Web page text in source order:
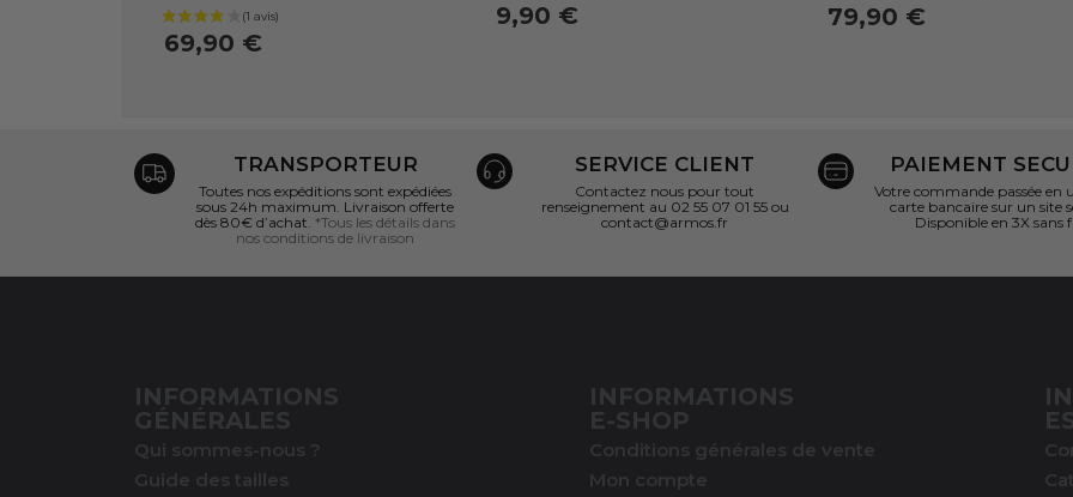
69,90 €
9,90 € 79,90 €
TRANSPORTEUR
Toutes nos expéditions sont expédiées
sous 24h maximum. Livraison offerte
dès 80€ d’achat. *Tous les détails dans
nos conditions de livraison
SERVICE CLIENT
Contactez nous pour tout
renseignement au 02 55 07 01 55 ou
contact@armos.fr
PAIEMENT
Votre commande passée en
carte bancaire sur un site
Disponible en 3X sans
INFORMATIONS
GÉNÉRALES
Qui sommes-nous ?
Guide des tailles
INFORMATIONS
E-SHOP
Conditions générales de vente
Mon compte